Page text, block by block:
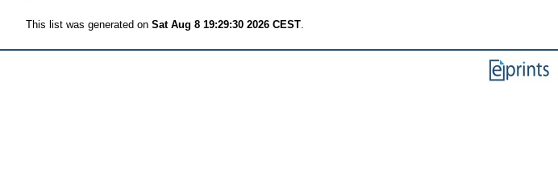
This list was generated on Sat Aug 8 19:29:30 2026 CEST.